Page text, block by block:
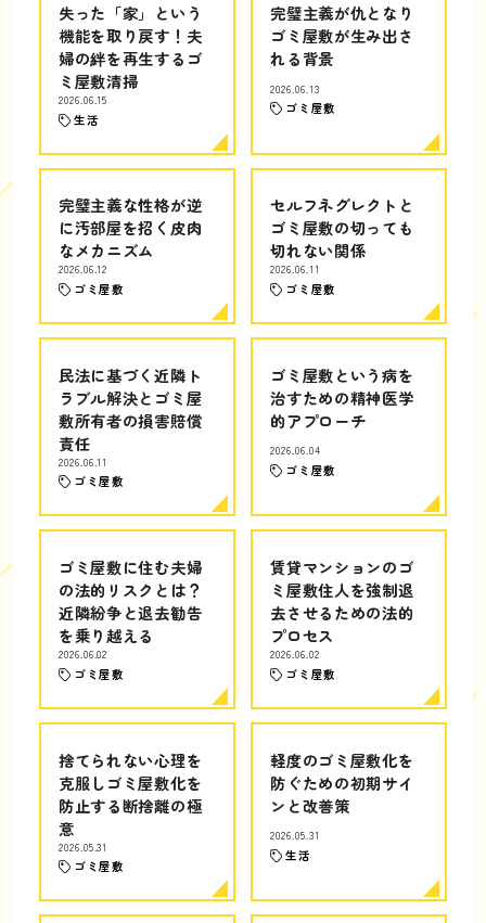
失った「家」という
機能を取り戻す！夫
婦の絆を再生するゴ
ミ屋敷清掃
2026.06.15
生活
完璧主義が仇となり
ゴミ屋敷が生み出さ
れる背景
2026.06.13
ゴミ屋敷
完璧主義な性格が逆
に汚部屋を招く皮肉
なメカニズム
2026.06.12
ゴミ屋敷
セルフネグレクトと
ゴミ屋敷の切っても
切れない関係
2026.06.11
ゴミ屋敷
民法に基づく近隣ト
ラブル解決とゴミ屋
敷所有者の損害賠償
責任
2026.06.11
ゴミ屋敷
ゴミ屋敷という病を
治すための精神医学
的アプローチ
2026.06.04
ゴミ屋敷
ゴミ屋敷に住む夫婦
の法的リスクとは？
近隣紛争と退去勧告
を乗り越える
2026.06.02
ゴミ屋敷
賃貸マンションのゴ
ミ屋敷住人を強制退
去させるための法的
プロセス
2026.06.02
ゴミ屋敷
捨てられない心理を
克服しゴミ屋敷化を
防止する断捨離の極
意
2026.05.31
ゴミ屋敷
軽度のゴミ屋敷化を
防ぐための初期サイ
ンと改善策
2026.05.31
生活